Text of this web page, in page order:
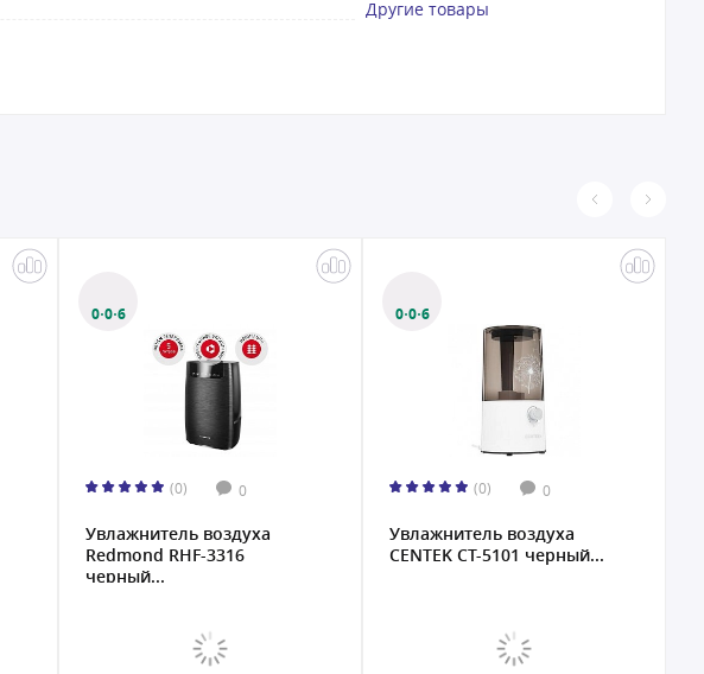
Другие товары
0·0·6
(0) 0
Увлажнитель воздуха
Redmond RHF-3316
черный...
0·0·6
(0) 0
Увлажнитель воздуха
CENTEK CT-5101 черный...